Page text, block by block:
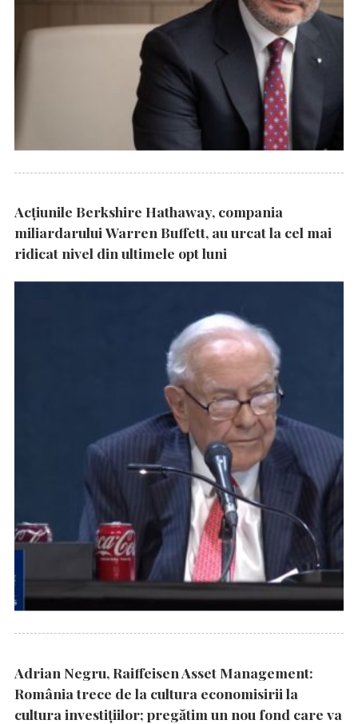
Acțiunile Berkshire Hathaway, compania
miliardarului Warren Buffett, au urcat la cel mai
ridicat nivel din ultimele opt luni
Adrian Negru, Raiffeisen Asset Management:
România trece de la cultura economisirii la
cultura investițiilor; pregătim un nou fond care va